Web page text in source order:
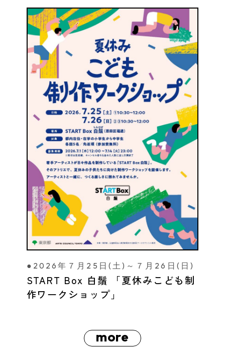
●2026年７月25日(土)～７月26日(日)
START Box 白鬚 「夏休みこども制
作ワークショップ」
more